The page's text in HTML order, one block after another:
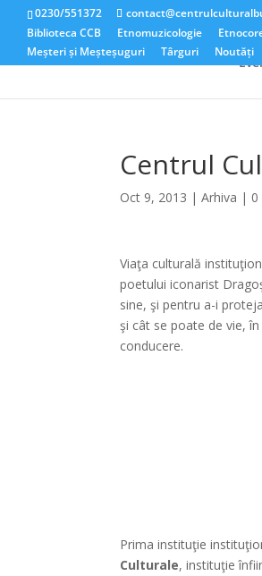
0230/551372
Biblioteca CCB
Etnomuzicologie
Meșteri și Meșteșuguri
Târguri Noutăți
Centrul
Oct 9, 2013 |Arhiva |
Viaţa culturală
poetului iconarist
sine, şi pentru a-i
şi cât se poate de vie,
conducere.
Prima instituţie
Culturale, instituţie